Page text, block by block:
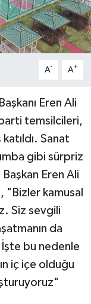
A- A+
Eren Ali
temsilcileri,
Sanat
gibi sürpriz
Eren Ali
"Bizler kamusal
Siz sevgili
da
bu nedenle
iç içe olduğu